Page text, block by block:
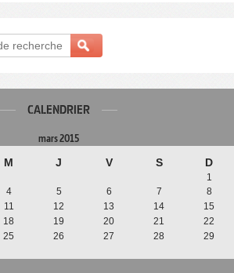
CALENDRIER
mars 2015
M J V S D
1
4 5 6 7
8
11 12 13 14
15
18 19 20 21
22
25 26 27 28
29